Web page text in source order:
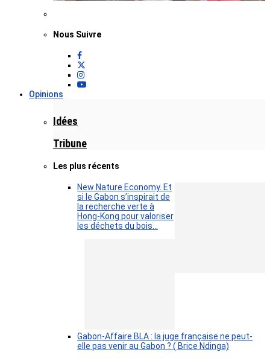
Nous Suivre
Opinions
Idées
Tribune
Les plus récents
New Nature Economy. Et
si le Gabon s’inspirait de
la recherche verte à
Hong-Kong pour valoriser
les déchets du bois…
Gabon-Affaire BLA : la juge française ne peut-
elle pas venir au Gabon ? ( Brice Ndinga)